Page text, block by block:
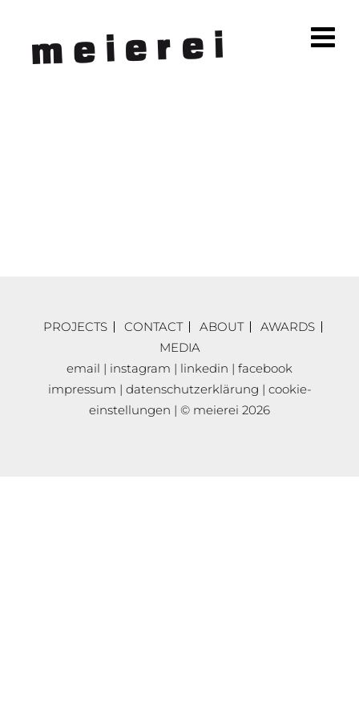
PROJECTS CONTACT ABOUT
AWARDS
MEDIA
email | instagram | linkedin | facebook
impressum | datenschutzerklärung | cookie-
einstellungen | © meierei 2026